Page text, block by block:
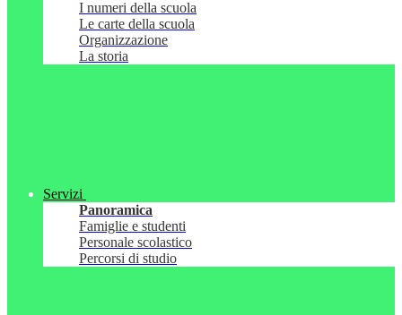
I numeri della scuola
Le carte della scuola
Organizzazione
La storia
Servizi
Panoramica
Famiglie e studenti
Personale scolastico
Percorsi di studio